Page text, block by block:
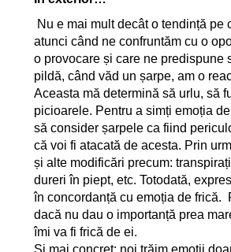
Nu e mai mult decât o tendință pe
atunci când ne confruntăm cu o
o provocare și care ne predispune
pildă, când văd un șarpe, am o
Aceasta mă determină să urlu, să
picioarele. Pentru a simți emoția
să consider șarpele ca fiind
că voi fi atacată de acesta. Prin
și alte modificări precum:
dureri în piept, etc. Totodată,
în concordanță cu emoția de frică.
dacă nu dau o importanță prea
îmi va fi frică de ei.
Și mai concret: noi trăim emoții